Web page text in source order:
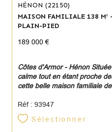
HÉNON (22150)
MAISON FAMILIALE 138 M²
PLAIN-PIED
189 000 €
Côtes d'Armor - Hénon
calme tout en étant proche
cette belle maison familiale
Réf : 93947
Sélectionner